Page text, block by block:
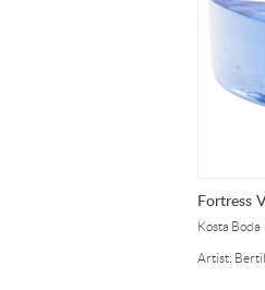
Fortress
Kosta Boda
Artist: